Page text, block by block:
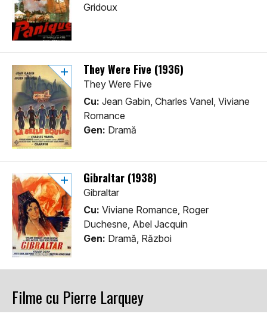
Gridoux
They Were Five (1936)
They Were Five
Cu: Jean Gabin, Charles Vanel, Viviane
Romance
Gen: Dramă
Gibraltar (1938)
Gibraltar
Cu: Viviane Romance, Roger
Duchesne, Abel Jacquin
Gen: Dramă, Război
Filme cu Pierre Larquey